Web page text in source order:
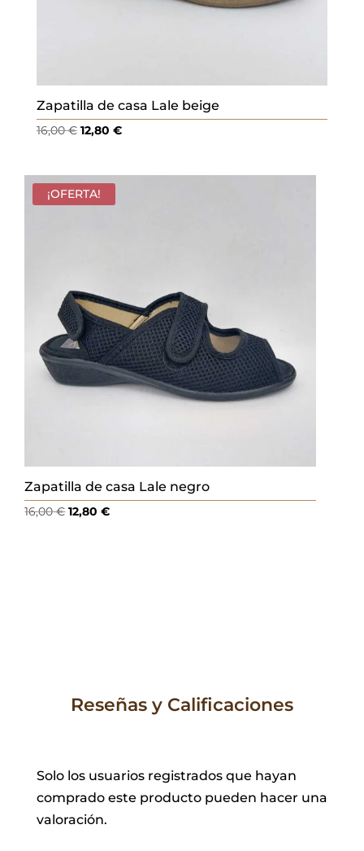
Zapatilla de casa Lale beige
16,00€ El
original
era:
12,80 €El
actual
¡OFERTA!
Zapatilla de casa Lale negro
16,00€El
12,80€El
Reseñas y Calificaciones
Solo los usuarios registrados que hayan
comprado este producto pueden hacer una
valoración.